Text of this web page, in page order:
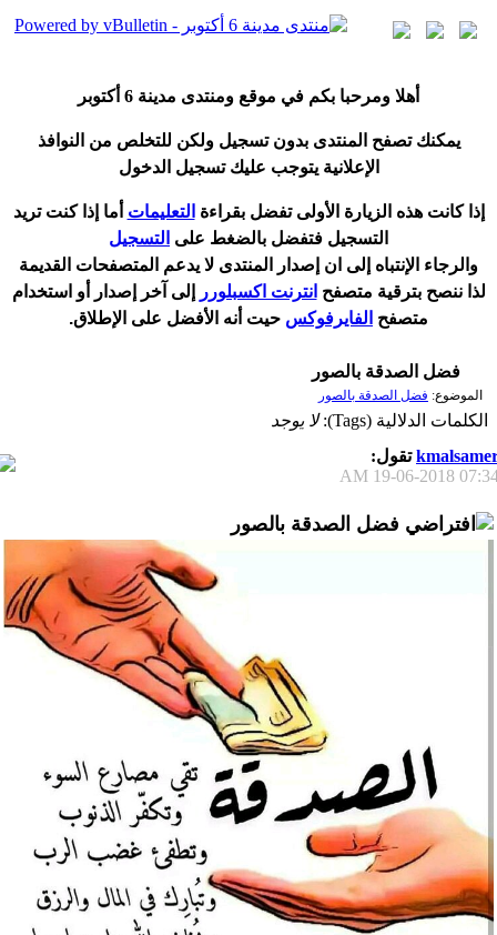
هلا ومرحبا بكم في موقع ومنتدى مدينة 6 أكتوبر
يمكنك تصفح المنتدى بدون تسجيل ولكن للتخلص من النوافذ
الإعلانية يتوجب عليك تسجيل الدخول
إذا كانت هذه الزيارة الأولى تفضل بقراءة التعليمات ما إذا كنت تريد
التسجيل فتفضل بالضغط على التسجيل
والرجاء الإنتباه إلى ان إصدار المنتدى لا يدعم المتصفحات القديمة
لذا ننصح بترقية متصفح انترنت اكسبلورر إلى آخر إصدار أو استخدام
متصفح الفايرفوكس حيت نه الأفضل على الإطلاق.
فضل الصدقة بالصور
الموضوع: فضل الصدقة بالصور
الكلمات الدلالية (Tags):
لا يوجد
تقول:
19-06-2018 07:34
فضل الصدقة بالصور